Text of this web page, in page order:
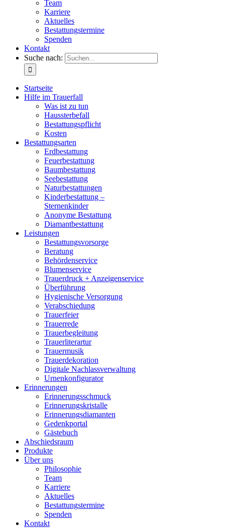
Team
Karriere
Aktuelles
Bestattungstermine
Spenden
Kontakt
Suche nach:
Startseite
Hilfe im Trauerfall
Was ist zu tun
Haussterbefall
Bestattungspflicht
Kosten
Bestattungsarten
Erdbestattung
Feuerbestattung
Baumbestattung
Seebestattung
Naturbestattungen
Kinderbestattung –
Sternenkinder
Anonyme Bestattung
Diamantbestattung
Leistungen
Bestattungsvorsorge
Beratung
Behördenservice
Blumenservice
Trauerdruck + Anzeigenservice
Überführung
Hygienische Versorgung
Verabschiedung
Trauerfeier
Trauerrede
Trauerbegleitung
Trauerliterartur
Trauermusik
Trauerdekoration
Digitale Nachlassverwaltung
Urnenkonfigurator
Erinnerungen
Erinnerungsschmuck
Erinnerungskristalle
Erinnerungsdiamanten
Gedenkportal
Gästebuch
Abschiedsraum
Produkte
Über uns
Philosophie
Team
Karriere
Aktuelles
Bestattungstermine
Spenden
Kontakt